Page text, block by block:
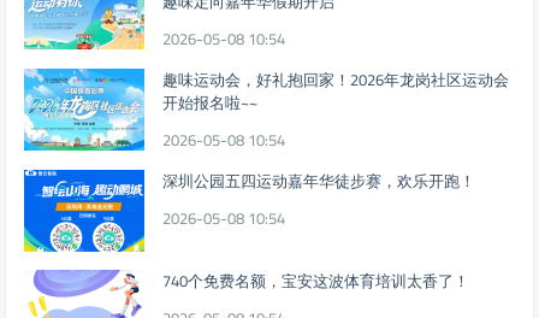
2026-05-08 10:54
趣味运动会，好礼抱回家！2026年龙岗社区运动会
开始报名啦~~
2026-05-08 10:54
深圳公园五四运动嘉年华徒步赛，欢乐开跑！
2026-05-08 10:54
740个免费名额，宝安这波体育培训太香了！